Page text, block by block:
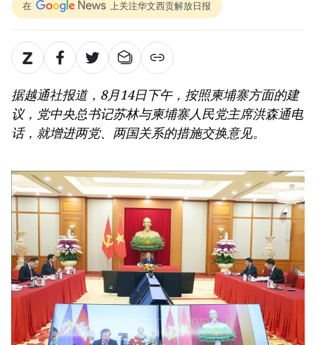
格局作出贡献
与非传统安全威胁
越南第十六届国会第一次非常规会议：健全与新组织
架构模式相适应的乡级军事指挥部
越南政府总理黎明兴：抓紧完善落实党中央三中全会
《决议》的行动计划
第十六届国会第一次非常规会议：大力减少有条件的
经营行业
字化转型及风险管理相结合
在 上关注华文西贡解放日报
据越通社报道，8月14日下午，按照柬埔寨方面的建
议，党中央总书记苏林与柬埔寨人民党主席洪森通电
话，就增进两党、两国关系的措施交换意见。